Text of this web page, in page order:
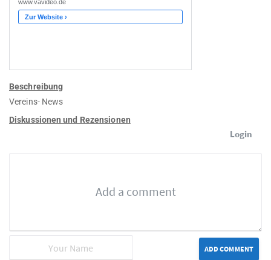
Beschreibung
Vereins- News
Diskussionen und Rezensionen
Login
ADD COMMENT